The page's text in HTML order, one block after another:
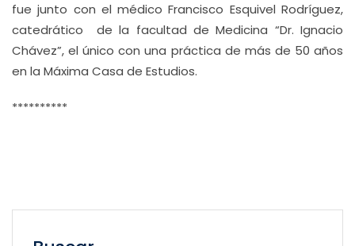
fue junto con el médico Francisco Esquivel Rodríguez,
catedrático de la facultad de Medicina “Dr. Ignacio
Chávez”, el único con una práctica de más de 50 años
en la Máxima Casa de Estudios.
**********